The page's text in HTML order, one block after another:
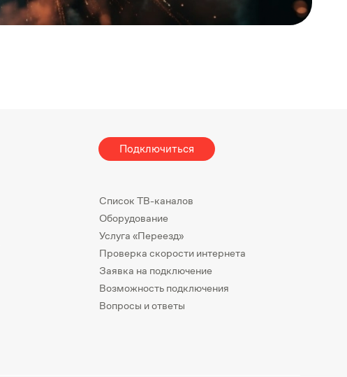
Подключиться
Список ТВ-каналов
Оборудование
Услуга «Переезд»
Проверка скорости интернета
Заявка на подключение
Возможность подключения
Вопросы и ответы